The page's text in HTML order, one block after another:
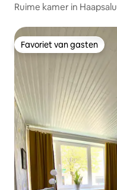
Ruime kamer in Haapsalu
Favoriet van gasten
Favoriet van gasten